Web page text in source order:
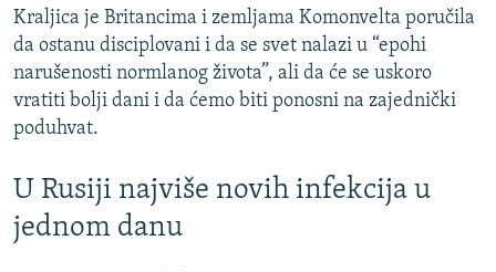
Kraljica je Britancima i zemljama Komonvelta poručila
da ostanu disciplovani i da se svet nalazi u “epohi
narušenosti normlanog života”, ali da će se uskoro
vratiti bolji dani i da ćemo biti ponosni na zajednički
poduhvat.
U Rusiji najviše novih infekcija u
jednom danu